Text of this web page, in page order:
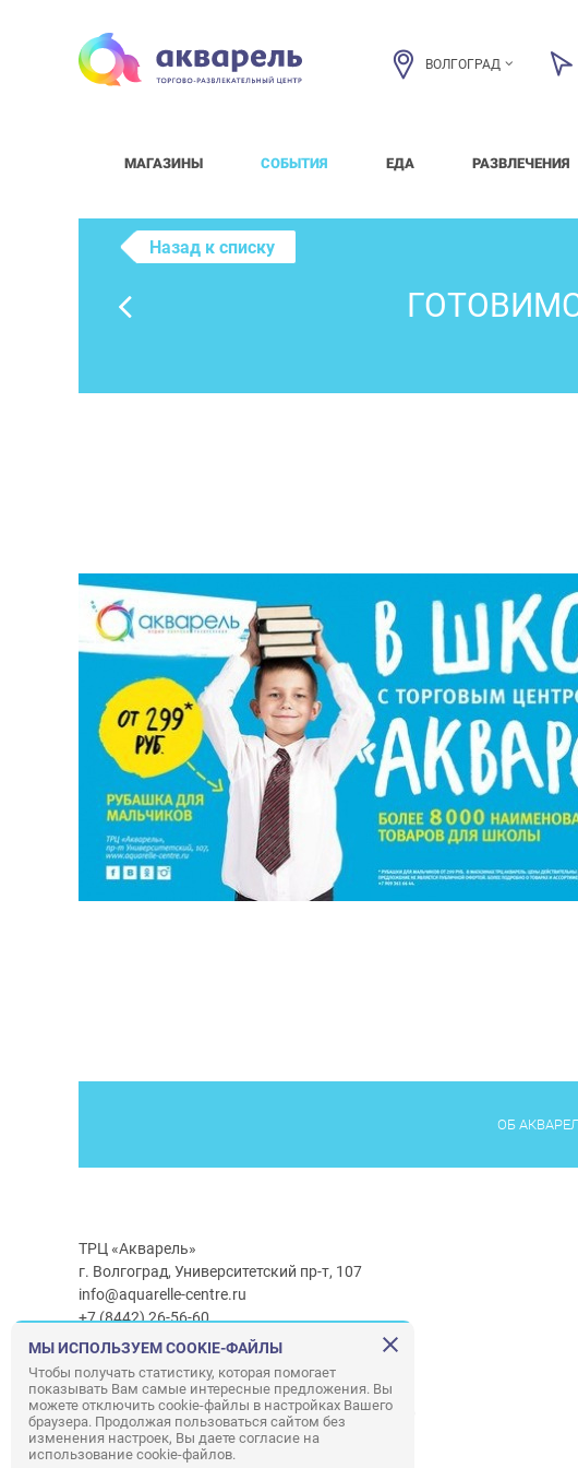
ВОЛГОГРАД
МАГАЗИНЫ СОБЫТИЯ ЕДА РАЗВЛЕЧЕНИЯ
Назад к списку
ОБ
ТРЦ «Акварель»
г. Волгоград, Университетский пр-т, 107
info@aquarelle-centre.ru
+7 (8442) 26-56-60
Часы работы ТРЦ: с 10:00 до 22:00
Часы работы г/м Ашан:с 08:00 до 23:00
Часы работыг/мЛемана ПРО:с 08:00 до 22:00
Правила посещения ТРЦ «Акварель»
МЫ ИСПОЛЬЗУЕМ COOKIE-ФАЙЛЫ
Чтобы получать статистику, которая помогает
показывать Вам самые интересные предложения. Вы
можете отключить cookie-файлы в настройках Вашего
браузера. Продолжая пользоваться сайтом без
изменения настроек, Вы даете согласие на
использование cookie-файлов.